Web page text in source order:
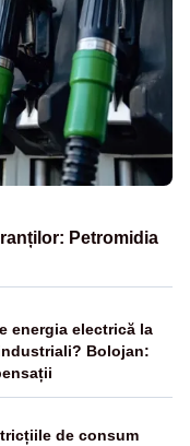
Petromidia
energia electrică la
Bolojan:
de consum